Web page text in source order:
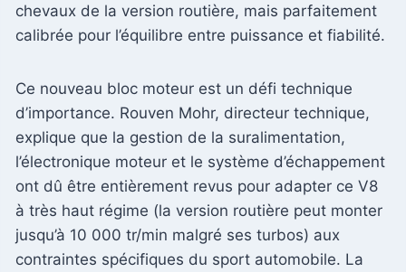
chevaux de la version routière, mais parfaitement
calibrée pour l’équilibre entre puissance et fiabilité.
Ce nouveau bloc moteur est un défi technique
d’importance. Rouven Mohr, directeur technique,
explique que la gestion de la suralimentation,
l’électronique moteur et le système d’échappement
ont dû être entièrement revus pour adapter ce V8
à très haut régime (la version routière peut monter
jusqu’à 10 000 tr/min malgré ses turbos) aux
contraintes spécifiques du sport automobile. La